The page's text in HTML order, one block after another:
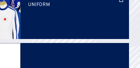
UNIFORM